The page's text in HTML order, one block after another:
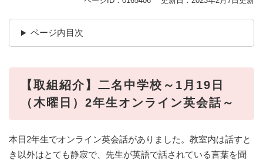
ページ内目次
【取組紹介】二名中学校～1月19日
（木曜日）2年生オンライン英会話～
本日2年生でオンライン英会話がありました。教室内は話すと
き以外はとても静寂で、先生が英語で話されている言葉を聞